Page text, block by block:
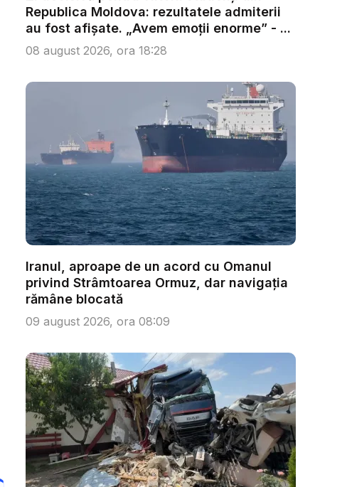
Republica Moldova: rezultatele admiterii
au fost afișate. „Avem emoții enorme” - ...
08 august 2026, ora 18:28
Iranul, aproape de un acord cu Omanul
privind Strâmtoarea Ormuz, dar navigația
rămâne blocată
09 august 2026, ora 08:09